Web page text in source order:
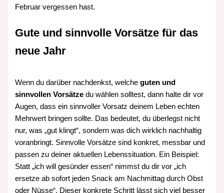
Februar vergessen hast.
Gute und sinnvolle Vorsätze für das
neue Jahr
Wenn du darüber nachdenkst, welcheguten und
sinnvollen Vorsätze du wählen solltest, dann halte dir vor
Augen, dass ein sinnvoller Vorsatz deinem Leben echten
Mehrwert bringen sollte. Das bedeutet, du überlegst nicht
nur, was „gut klingt“, sondern was dich wirklich nachhaltig
voranbringt. Sinnvolle Vorsätze sind konkret, messbar und
passen zu deiner aktuellen Lebenssituation. Ein Beispiel:
Statt „ich will gesünder essen“ nimmst du dir vor „ich
ersetze ab sofort jeden Snack am Nachmittag durch Obst
oder Nüsse“. Dieser konkrete Schritt lässt sich viel besser